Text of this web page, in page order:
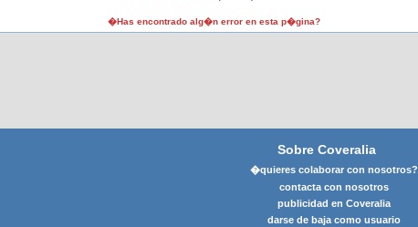
�Has encontrado alg�n error en esta p�gina?
Sobre Coveralia
�quieres colaborar con nosotros?
contacta con nosotros
publicidad en Coveralia
darse de baja como usuario